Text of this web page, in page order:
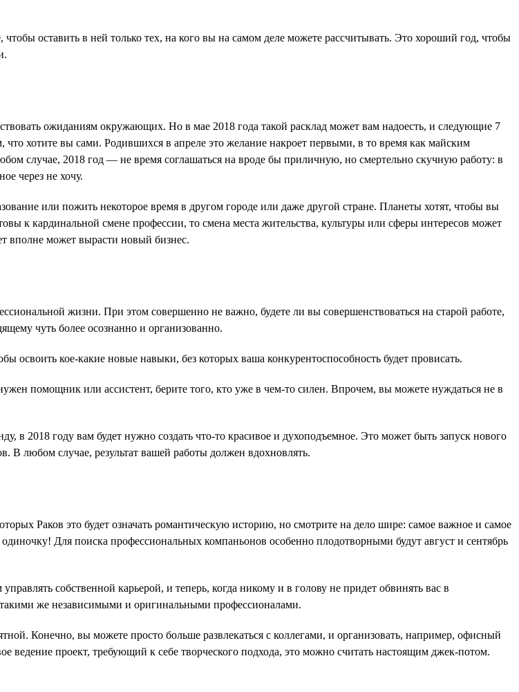
оставить в ней только тех, на кого вы на самом деле можете рассчитывать. Это хороший год, чтобы
ожиданиям окружающих. Но в мае 2018 года такой расклад может вам надоесть, и следующие 7
что хотите вы сами. Родившихся в апреле это желание накроет первыми, в то время как майским
случае, 2018 год — не время соглашаться на вроде бы приличную, но смертельно скучную работу: в
через не хочу.
или пожить некоторое время в другом городе или даже другой стране. Планеты хотят, чтобы вы
к кардинальной смене профессии, то смена места жительства, культуры или сферы интересов может
вполне может вырасти новый бизнес.
жизни. При этом совершенно не важно, будете ли вы совершенствоваться на старой работе,
чуть более осознанно и организованно.
кое-какие новые навыки, без которых ваша конкурентоспособность будет провисать.
помощник или ассистент, берите того, кто уже в чем-то силен. Впрочем, вы можете нуждаться не в
2018 году вам будет нужно создать что-то красивое и духоподъемное. Это может быть запуск нового
В любом случае, результат вашей работы должен вдохновлять.
Раков это будет означать романтическую историю, но смотрите на дело шире: самое важное и самое
Для поиска профессиональных компаньонов особенно плодотворными будут август и сентябрь
собственной карьерой, и теперь, когда никому и в голову не придет обвинять вас в
же независимыми и оригинальными профессионалами.
Конечно, вы можете просто больше развлекаться с коллегами, и организовать, например, офисный
проект, требующий к себе творческого подхода, это можно считать настоящим джек-потом.